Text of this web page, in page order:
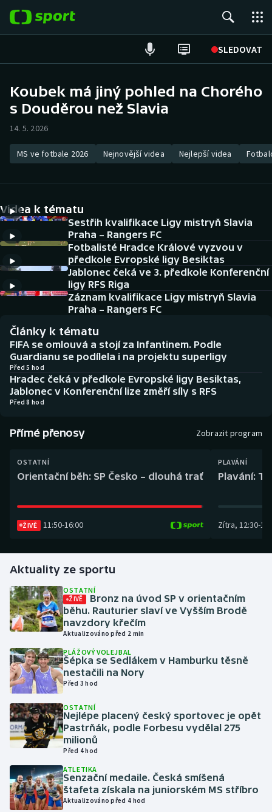
SLEDOVAT
Hokej
Atletika
DALŠÍ SPORTY
Americký fotbal
Baseball a softbal
Biatlon
Boby a skeleton
Box
Curling
Dostihy
Gymnastika
Házená
Jezdectví
Judo
Krasobruslení
Lezení
Lyže a snowboard
Moderní pětiboj
Motorsport
NEPŘEHLÉDNĚTE
Historické návraty
Aplikace ČT sport
AZ kvíz
Koubek má jiný pohled na Chorého
s Douděrou než Slavia
14. 5. 2026
MS ve fotbale 2026 Nejnovější videa Nejlepší videa
Videa k tématu
Sestřih kvalifikace Ligy mistryň Slavia
Praha – Rangers FC
Fotbalisté Hradce Králové vyzvou v
předkole Evropské ligy Besiktas
Jablonec čeká ve 3. předkole Konferenční
ligy RFS Riga
Záznam kvalifikace Ligy mistryň Slavia
Praha – Rangers FC
Články k tématu
FIFA se omlouvá a stojí za Infantinem. Podle
Guardianu se podílela i na projektu superligy
Před 5 hod
Hradec čeká v předkole Evropské ligy Besiktas,
Jablonec v Konferenční lize změří síly s RFS
Před 8 hod
Přímé přenosy Zobrazit program
OSTATNÍ
Orientační běh: SP Česko – dlouhá trať
ŽIVĚ 11:50-16:00
PLAVÁNÍ
Plavání:
Zítra, 12:30-
Aktuality ze sportu
OSTATNÍ
ŽIVĚ
Bronz na úvod SP v orientačním
běhu. Rauturier slaví ve Vyšším Brodě
navzdory křečím
Aktualizováno před 2 min
PLÁŽOVÝ VOLEJBAL
Šépka se Sedlákem v Hamburku těsně
nestačili na Nory
Před 3 hod
OSTATNÍ
Nejlépe placený český sportovec je opět
Pastrňák, podle Forbesu vydělal 275
milionů
Před 4 hod
ATLETIKA
Senzační medaile. Česká smíšená
štafeta získala na juniorském MS stříbro
Aktualizováno před 4 hod